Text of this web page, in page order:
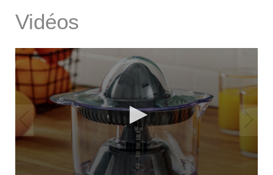
Vidéos